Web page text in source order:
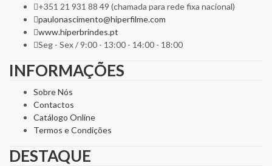
+351 21 931 88 49 (chamada para rede fixa nacional)
paulonascimento@hiperfilme.com
www.hiperbrindes.pt
Seg - Sex / 9:00 - 13:00 - 14:00 - 18:00
INFORMAÇÕES
Sobre Nós
Contactos
Catálogo Online
Termos e Condições
DESTAQUE